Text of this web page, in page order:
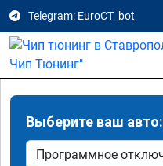
Telegram: EuroCT_bot
Выберите ваш авто: